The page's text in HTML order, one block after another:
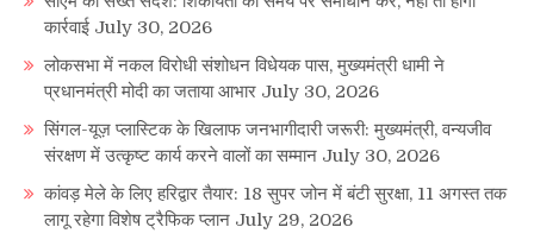
कार्रवाई July 30, 2026
लोकसभा में नकल विरोधी संशोधन विधेयक पास, मुख्यमंत्री धामी ने
प्रधानमंत्री मोदी का जताया आभार July 30, 2026
सिंगल-यूज़ प्लास्टिक के खिलाफ जनभागीदारी जरूरी: मुख्यमंत्री, वन्यजीव
संरक्षण में उत्कृष्ट कार्य करने वालों का सम्मान July 30, 2026
कांवड़ मेले के लिए हरिद्वार तैयार: 18 सुपर जोन में बंटी सुरक्षा, 11 अगस्त तक
लागू रहेगा विशेष ट्रैफिक प्लान July 29, 2026